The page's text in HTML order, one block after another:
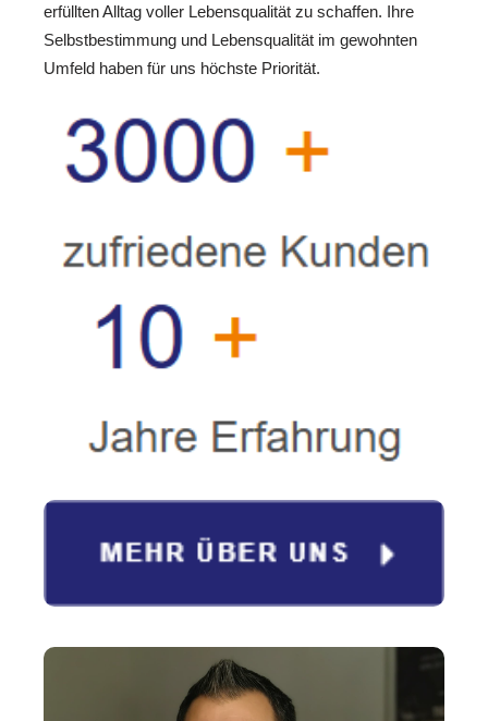
erfüllten Alltag voller Lebensqualität zu schaffen. Ihre
Selbstbestimmung und Lebensqualität im gewohnten
Umfeld haben für uns höchste Priorität.